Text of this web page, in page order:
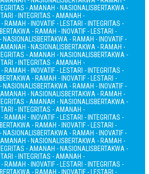
- AMANAH - NASIONALISBERTAKWA -
- INTEGRITAS - AMANAH -
- RAMAH - INOVATIF - LESTARI - INTEGRITAS -
BERTAKWA - RAMAH - INOVATIF - LESTARI -
NASIONALISBERTAKWA - RAMAH - INOVATIF -
- NASIONALISBERTAKWA - RAMAH -
- AMANAH - NASIONALISBERTAKWA -
- INTEGRITAS - AMANAH -
- RAMAH - INOVATIF - LESTARI - INTEGRITAS -
BERTAKWA - RAMAH - INOVATIF - LESTARI -
NASIONALISBERTAKWA - RAMAH - INOVATIF -
- NASIONALISBERTAKWA - RAMAH -
- AMANAH - NASIONALISBERTAKWA -
- INTEGRITAS - AMANAH -
- RAMAH - INOVATIF - LESTARI - INTEGRITAS -
BERTAKWA - RAMAH - INOVATIF - LESTARI -
NASIONALISBERTAKWA - RAMAH - INOVATIF -
- NASIONALISBERTAKWA - RAMAH -
- AMANAH - NASIONALISBERTAKWA -
- INTEGRITAS - AMANAH -
- RAMAH - INOVATIF - LESTARI - INTEGRITAS -
BERTAKWA - RAMAH - INOVATIF - LESTARI -